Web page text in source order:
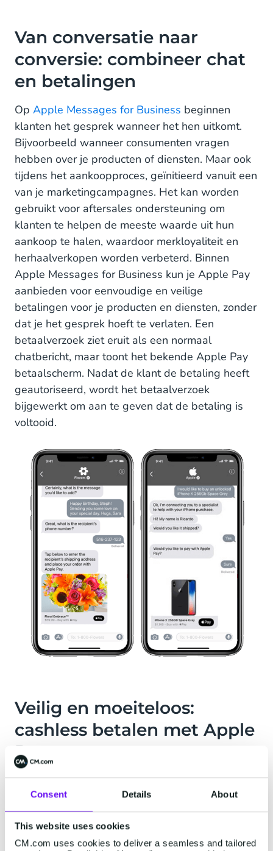
Consent Details About
This website uses cookies
CM.com uses cookies to deliver a seamless and tailored
Van conversatie naar
conversie: combineer chat
en betalingen
Op Apple Messages for Business beginnen
klanten het gesprek wanneer het hen uitkomt.
Bijvoorbeeld wanneer consumenten vragen
hebben over je producten of diensten. Maar ook
tijdens het aankoopproces, geïnitieerd vanuit een
van je marketingcampagnes. Het kan worden
gebruikt voor aftersales ondersteuning om
klanten te helpen de meeste waarde uit hun
aankoop te halen, waardoor merkloyaliteit en
herhaalverkopen worden verbeterd. Binnen
Apple Messages for Business kun je Apple Pay
aanbieden voor eenvoudige en veilige
betalingen voor je producten en diensten, zonder
dat je het gesprek hoeft te verlaten. Een
betaalverzoek ziet eruit als een normaal
chatbericht, maar toont het bekende Apple Pay
betaalscherm. Nadat de klant de betaling heeft
geautoriseerd, wordt het betaalverzoek
bijgewerkt om aan te geven dat de betaling is
voltooid.
Veilig en moeiteloos:
cashless betalen met Apple
Pay
Apple Pay gebruikt een device specifiek nummer
en een unieke transactiecode. Kaartnummers
worden dus nooit opgeslagen op Apple-servers
en worden door Apple nooit gedeeld met
merchants. Voor elke transactie op de iPhone,